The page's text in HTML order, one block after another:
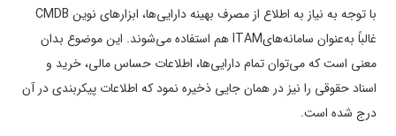
با توجه به نیاز به اطلاع از مصرف بهینه دارایی‌ها، ابزارهای نوین CMDB
غالباً به‌عنوان سامانه‌هایITAM هم استفاده می­‌شوند. این موضوع بدان
معنی است که می‌توان تمام دارایی­‌ها، اطلاعات حساس مالی، خرید و
اسناد حقوقی را نیز در همان جایی ذخیره نمود که اطلاعات پیکربندی در آن
درج شده است.